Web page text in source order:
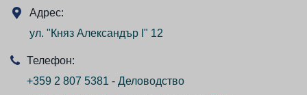
Адрес:
ул. "Княз Александър I" 12
Телефон:
+359 2 807 5381 - Деловодство